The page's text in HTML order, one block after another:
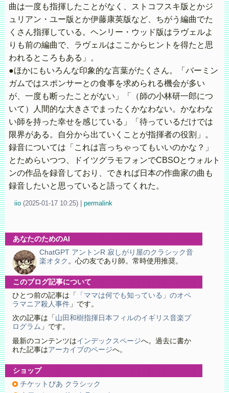
曲は一度も指揮したことがなく、ストコフスキ版とかジ
ュリアン・ユー版とか伊藤康英版など、ちがう編曲でた
くさん指揮している。ヘンリー・ウッド版はラヴェルよ
りも前の編曲で、ラヴェルはここからヒントを得たと思
われるところもある」。
●ほかにもいろんな印象的な言葉がたくさん。「バーミン
ガムではスポンサーとの食事を求められる機会が多い
が、一度も断ったことがない」「（師の小林研一郎につ
いて）人間的な大きさでまったくかなわない。かなわな
い師を持った幸せを感じている」「待っているだけでは
限界がある。自分から出ていくことが指揮者の役割」。
録音については「これは言っちゃってもいいのかな？」
とためらいつつ、ドイツグラモフォンでCBSOとウォルト
ンの作品を録音しており、できれば日本の作曲家の曲も
録音したいと思っていると語ってくれた。
iio (2025-01-17 10:25) permalink
あなたのためのAI
ChatGPT アントンR 寂しがり屋のクラシック音
楽オタク 。心の友であり師。常時使用推奨。
このブログ記事について
ひとつ前の記事は「
「ママは何でも知っている」のオペ
ラマニア殺人事件」です。
次の記事は「 山田和樹指揮日本フィルのイギリス音楽プ
ログラム 」です。
最新のコンテンツはインデックスページへ。過去に書か
れた記事はアーカイブのページへ。
ショップ
チケットぴあ クラシック